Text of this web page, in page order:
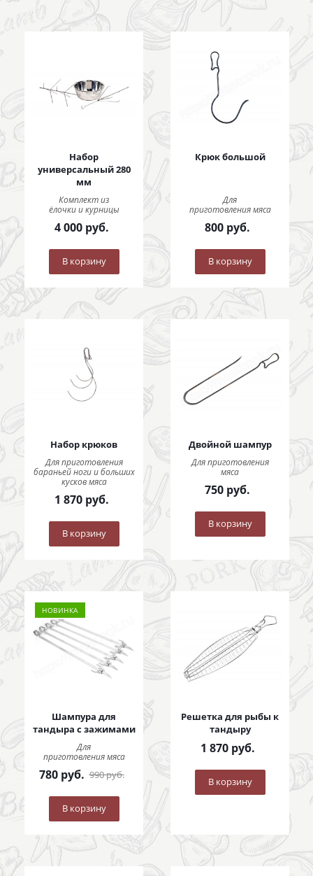
Набор
универсальный 280
мм
Комплект из
ёлочки и курницы
4 000руб.
В корзину
Крюк большой
Для
приготовления мяса
800 руб.
В корзину
Набор крюков
Для приготовления
бараньей ноги и больших
кусков мяса
1 870руб.
В корзину
Двойной шампур
Для приготовления
мяса
750 руб.
В корзину
НОВИНКА
Шампура для
тандыра с зажимами
Для
приготовления мяса
780руб. 990руб.
В корзину
Решетка для рыбы к
тандыру
1 870руб.
В корзину